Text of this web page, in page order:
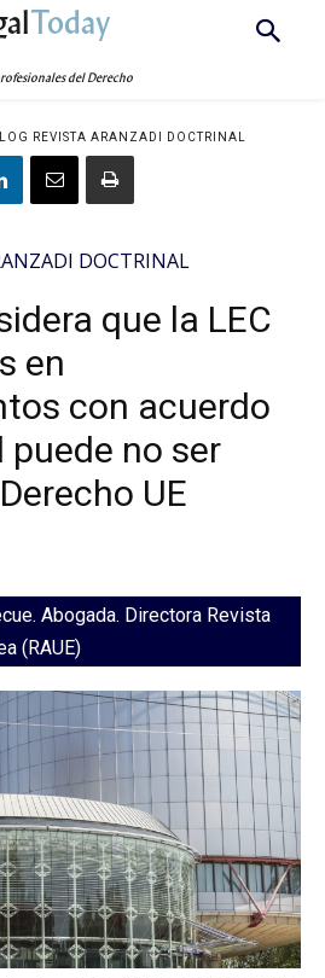
Today
del Derecho
REVISTA ARANZADI DOCTRINAL
DOCTRINAL
que la LEC
en
con acuerdo
no ser
UE
Abogada. Directora Revista
(RAUE)